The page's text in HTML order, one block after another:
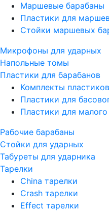
Маршевые барабаны
Пластики для
Стойки маршевых
Микрофоны для ударных
Напольные томы
Пластики для барабанов
Комплекты
Пластики для
Пластики для
Рабочие барабаны
Стойки для ударных
Табуреты для ударника
Тарелки
China тарелки
Crash тарелки
Effect тарелки